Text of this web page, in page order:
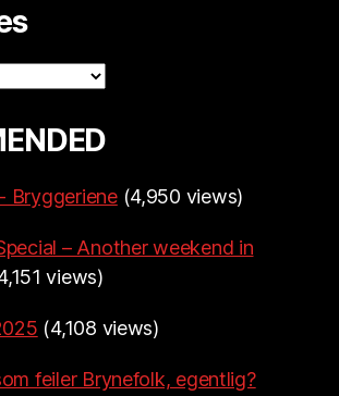
Bryggeriene (4,950 views)
– Another weekend in
views)
(4,108 views)
feiler Brynefolk, egentlig?